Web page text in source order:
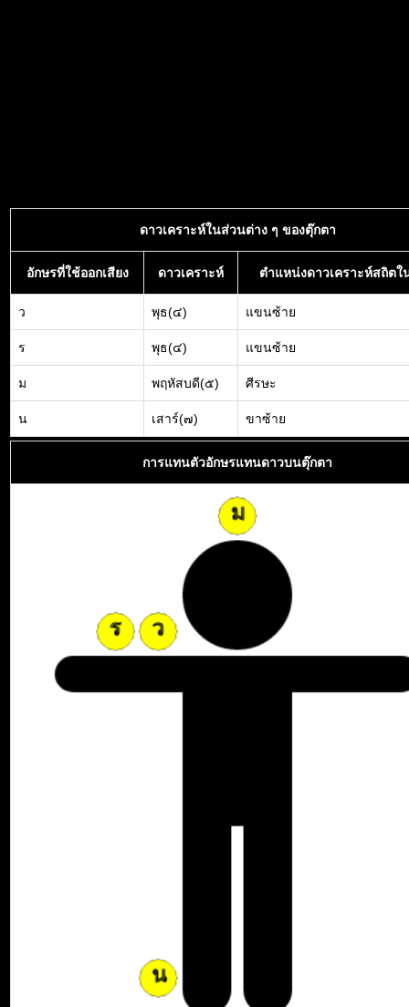
ดาวเคราะห์ในส่วนต่าง ๆ ของตุ๊กตา
อักษรที่ใช้ออกเสียง ดาวเคราะห์ ตำแหน่งดาวเคราะห์สถิตใ
ว พุธ(๔) แขนซ้าย
ร พุธ(๔) แขนซ้าย
ม พฤหัสบดี(๕) ศีรษะ
น เสาร์(๗) ขาซ้าย
การแทนตัวอักษรแทนดาวบนตุ๊กตา